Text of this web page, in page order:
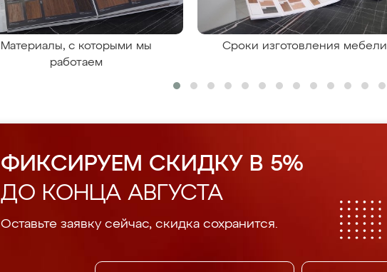
Материалы, с которыми мы
работаем
Сроки изготовления мебели
ФИКСИРУЕМ СКИДКУ В 5%
ДО КОНЦА АВГУСТА
Оставьте заявку сейчас, скидка сохранится.